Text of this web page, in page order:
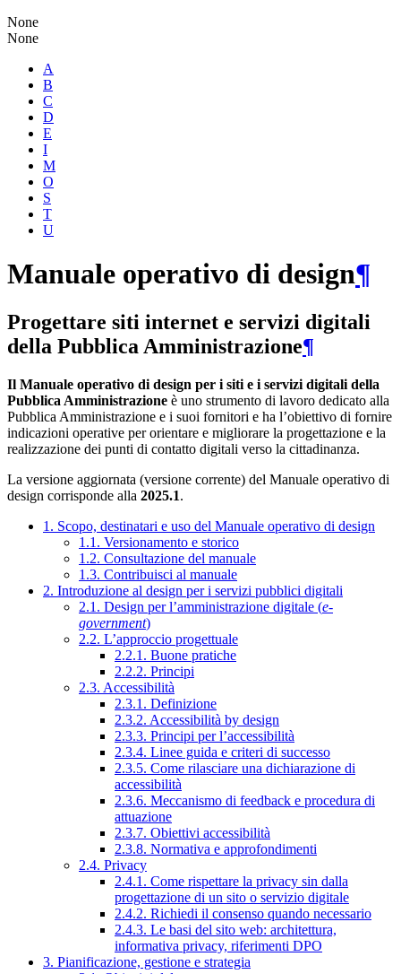
None
None
A
B
C
D
E
I
M
O
S
T
U
Manuale operativo di design¶
Progettare siti internet e servizi digitali
della Pubblica Amministrazione¶
Il Manuale operativo di design per i siti e i servizi digitali della
Pubblica Amministrazione è uno strumento di lavoro dedicato alla
Pubblica Amministrazione e i suoi fornitori e ha l’obiettivo di fornire
indicazioni operative per orientare e migliorare la progettazione e la
realizzazione dei punti di contatto digitali verso la cittadinanza.
La versione aggiornata (versione corrente) del Manuale operativo di
design corrisponde alla 2025.1.
1. Scopo, destinatari e uso del Manuale operativo di design
1.1. Versionamento e storico
1.2. Consultazione del manuale
1.3. Contribuisci al manuale
2. Introduzione al design per i servizi pubblici digitali
2.1. Design per l’amministrazione digitale (e-
government)
2.2. L’approccio progettuale
2.2.1. Buone pratiche
2.2.2. Principi
2.3. Accessibilità
2.3.1. Definizione
2.3.2. Accessibilità by design
2.3.3. Principi per l’accessibilità
2.3.4. Linee guida e criteri di successo
2.3.5. Come rilasciare una dichiarazione di
accessibilità
2.3.6. Meccanismo di feedback e procedura di
attuazione
2.3.7. Obiettivi accessibilità
2.3.8. Normativa e approfondimenti
2.4. Privacy
2.4.1. Come rispettare la privacy sin dalla
progettazione di un sito o servizio digitale
2.4.2. Richiedi il consenso quando necessario
2.4.3. Le basi del sito web: architettura,
informativa privacy, riferimenti DPO
3. Pianificazione, gestione e strategia